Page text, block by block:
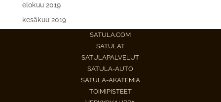
elokuu 2019
kesäkuu 2019
SATULA.COM
SATULAT
SATULAPALVELUT
SATULA-AUTO
SATULA-AKATEMIA
TOIMIPISTEET